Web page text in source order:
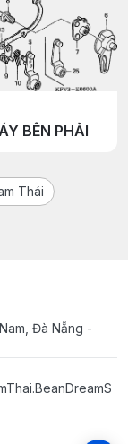
BÊN PHẢI
Thái
Đà Nẵng -